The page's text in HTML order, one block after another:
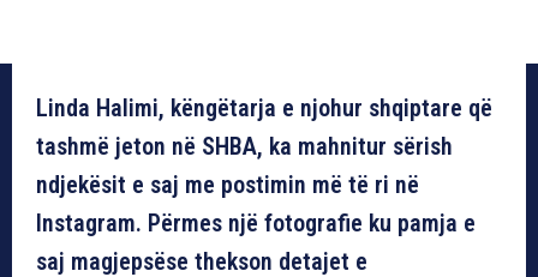
Linda Halimi, këngëtarja e njohur shqiptare që
tashmë jeton në SHBA, ka mahnitur sërish
ndjekësit e saj me postimin më të ri në
Instagram. Përmes një fotografie ku pamja e
saj magjepsëse thekson detajet e